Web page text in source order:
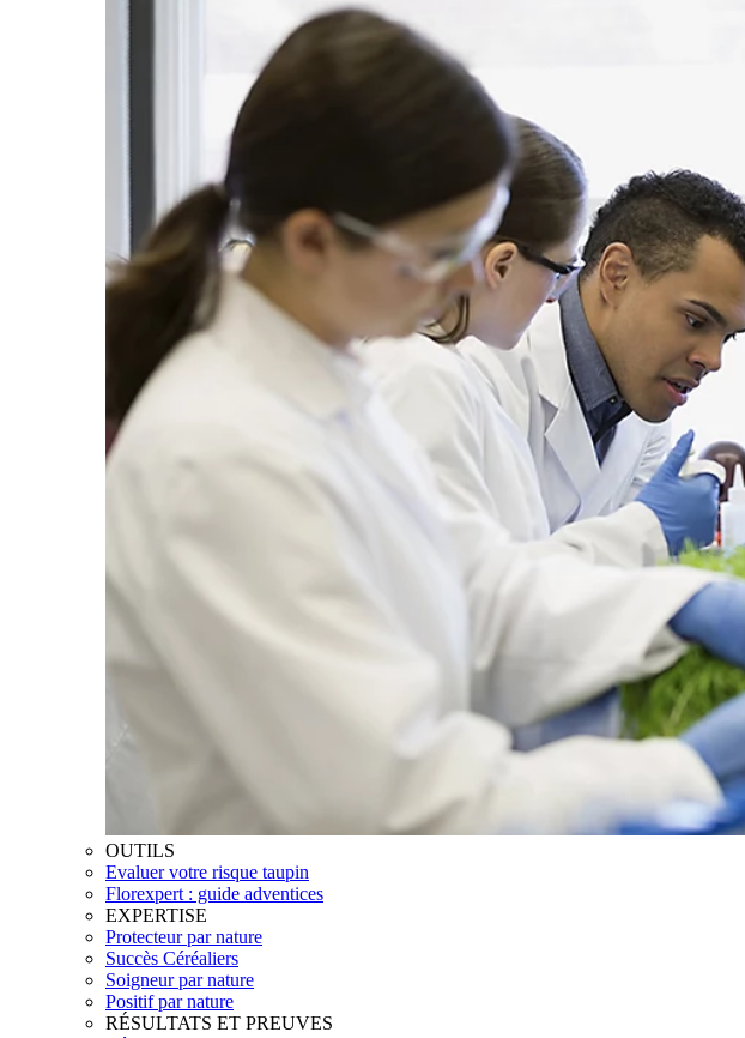
OUTILS
Evaluer votre risque taupin
Florexpert : guide adventices
EXPERTISE
Protecteur par nature
Succès Céréaliers
Soigneur par nature
Positif par nature
RÉSULTATS ET PREUVES